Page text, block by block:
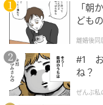
「朝
ども
離婚後同
#1 お
ね？
ぜんぶ私